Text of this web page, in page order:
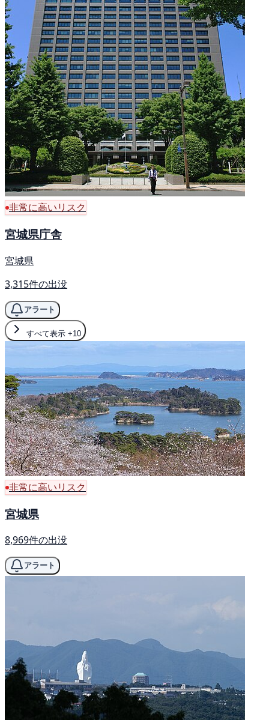
非常に高いリスク
宮城県庁舎
宮城県
3,315件の出没
アラート
すべて表示 +10
非常に高いリスク
宮城県
8,969件の出没
アラート